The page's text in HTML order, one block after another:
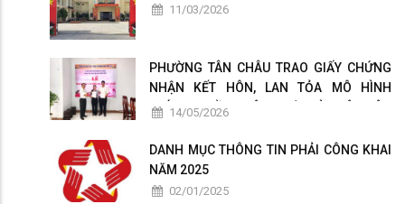
11/03/2026
PHƯỜNG TÂN CHÂU TRAO GIẤY CHỨNG
NHẬN KẾT HÔN, LAN TỎA MÔ HÌNH
CHÍNH QUYỀN THÂN THIỆN VÌ NHÂN DÂN
14/05/2026
DANH MỤC THÔNG TIN PHẢI CÔNG KHAI
NĂM 2025
02/01/2025